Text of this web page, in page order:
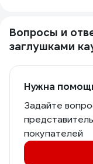
Вопросы и
заглушками
Нужна
Задайте
покупателей